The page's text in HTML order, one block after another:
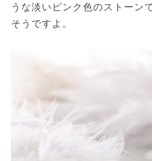
うな淡いピンク色のストーン
そうですよ。